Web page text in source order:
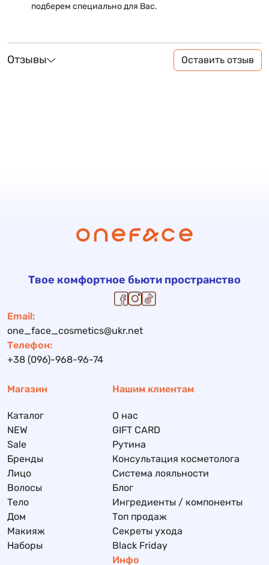
подберем специально для Вас.
Отзывы Оставить отзыв
Твое комфортное бьюти пространство
Email:
one_face_cosmetics@ukr.net
Телефон:
+38 (096)-968-96-74
Магазин
Каталог
NEW
Sale
Бренды
Лицо
Волосы
Тело
Дом
Макияж
Наборы
Нашим клиентам
О нас
GIFT CARD
Рутина
Консультация косметолога
Система лояльности
Блог
Ингредиенты / компоненты
Топ продаж
Секреты ухода
Black Friday
Инфо